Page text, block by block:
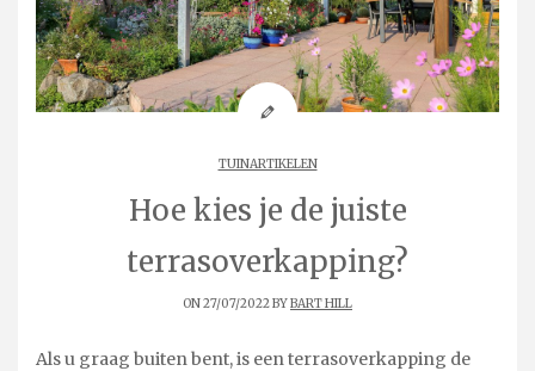
TUINARTIKELEN
Hoe kies je de juiste
terrasoverkapping?
ON 27/07/2022 BYBART HILL
Als u graag buiten bent, is een terrasoverkapping de